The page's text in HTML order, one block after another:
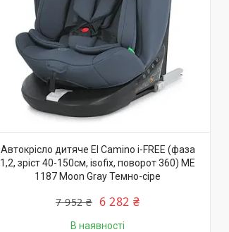
Автокрісло дитяче El Camino i-FREE (фаза
1,2, зріст 40-150см, isofix, поворот 360) ME
1187 Moon Gray Темно-сіре
7 952 ₴ 6 282 ₴
В наявності